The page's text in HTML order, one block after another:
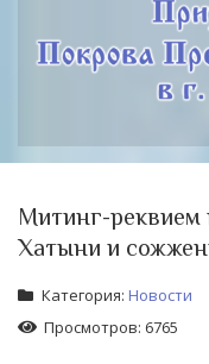
Митинг-реквием
Хатыни и
Категория: Новости
Просмотров: 6765